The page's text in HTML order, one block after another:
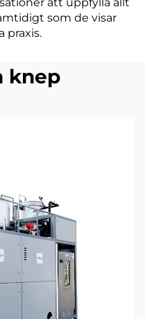
som de visar
praxis.
knep